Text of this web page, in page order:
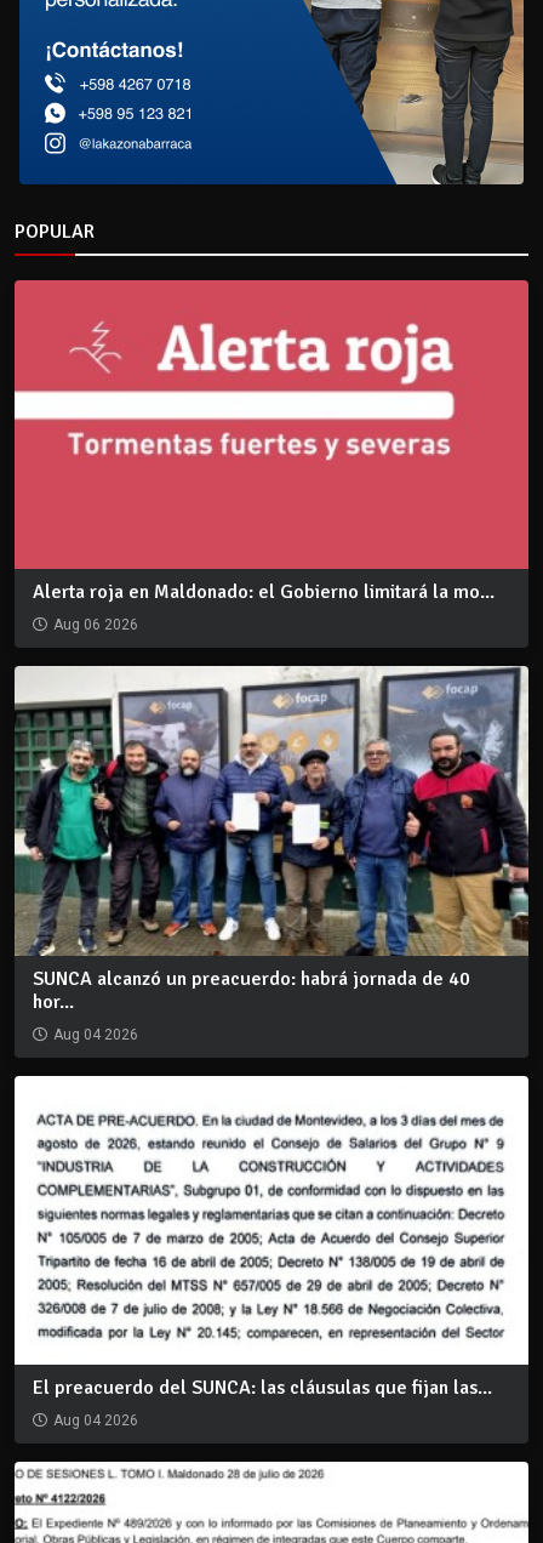
POPULAR
Alerta roja en Maldonado: el Gobierno limitará la mo...
Aug 06 2026
SUNCA alcanzó un preacuerdo: habrá jornada de 40
hor...
Aug 04 2026
El preacuerdo del SUNCA: las cláusulas que fijan las...
Aug 04 2026